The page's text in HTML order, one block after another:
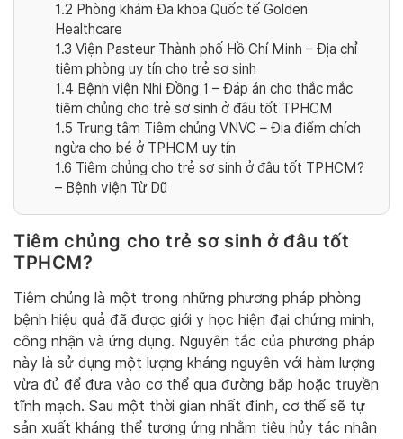
1.2 Phòng khám Đa khoa Quốc tế Golden
Healthcare
1.3 Viện Pasteur Thành phố Hồ Chí Minh – Địa chỉ
tiêm phòng uy tín cho trẻ sơ sinh
1.4 Bệnh viện Nhi Đồng 1 – Đáp án cho thắc mắc
tiêm chủng cho trẻ sơ sinh ở đâu tốt TPHCM
1.5 Trung tâm Tiêm chủng VNVC – Địa điểm chích
ngừa cho bé ở TPHCM uy tín
1.6 Tiêm chủng cho trẻ sơ sinh ở đâu tốt TPHCM?
– Bệnh viện Từ Dũ
Tiêm chủng cho trẻ sơ sinh ở đâu tốt
TPHCM?
Tiêm chủng là một trong những phương pháp phòng
bệnh hiệu quả đã được giới y học hiện đại chứng minh,
công nhận và ứng dụng. Nguyên tắc của phương pháp
này là sử dụng một lượng kháng nguyên với hàm lượng
vừa đủ để đưa vào cơ thể qua đường bắp hoặc truyền
tĩnh mạch. Sau một thời gian nhất đinh, cơ thể sẽ tự
sản xuất kháng thể tương ứng nhằm tiêu hủy tác nhân